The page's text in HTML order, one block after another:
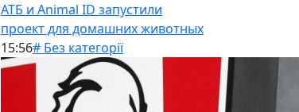
АТБ и Animal ID запустили
проект для домашних животных
15:56# Без категорії